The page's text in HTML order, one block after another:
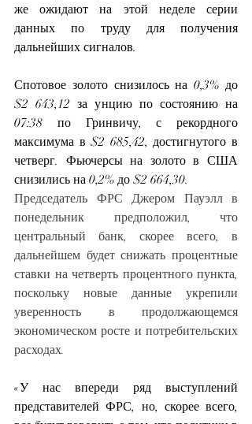
же ожидают на этой неделе серии
данных по труду для получения
дальнейших сигналов.
Спотовое золото снизилось на 0,3% до
$2 643,12 за унцию по состоянию на
07:38 по Гринвичу, с рекордного
максимума в $2 685,42, достигнутого в
четверг. Фьючерсы на золото в США
снизились на 0,2% до $2 664,30.
Председатель ФРС Джером Пауэлл в
понедельник предположил, что
центральный банк, скорее всего, в
дальнейшем будет снижать процентные
ставки на четверть процентного пункта,
поскольку новые данные укрепили
уверенность в продолжающемся
экономическом росте и потребительских
расходах.
«У нас впереди ряд выступлений
представителей ФРС, но, скорее всего,